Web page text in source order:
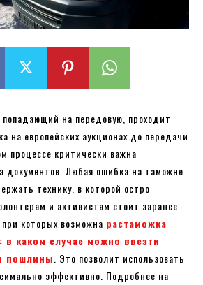
на передовую, проходит
на европейских аукционах до передачи
процессе критически важна
документов. Любая ошибка на таможне
технику, в которой остро
и активистам стоит заранее
которых возможна растаможка
каком случае можно ввезти
пошлины . Это позволит использовать
эффективно. Подробнее на